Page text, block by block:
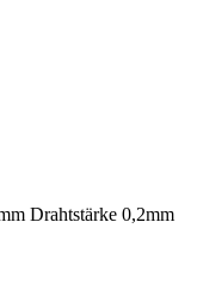
Drahtstärke 0,2mm